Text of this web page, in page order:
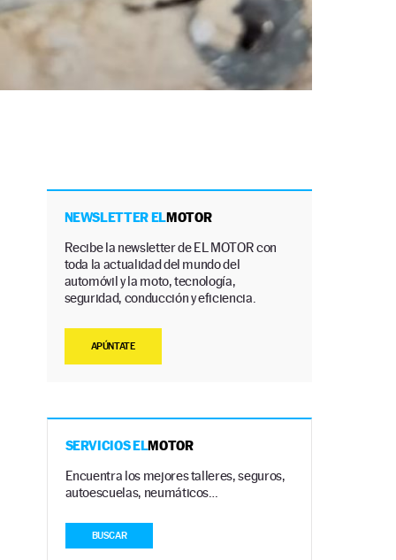
NEWSLETTER ELMOTOR
Recibe la newsletter de EL MOTOR con
toda la actualidad del mundo del
automóvil y la moto, tecnología,
seguridad, conducción y eficiencia.
APÚNTATE
SERVICIOS ELMOTOR
Encuentra los mejores talleres, seguros,
autoescuelas, neumáticos…
BUSCAR